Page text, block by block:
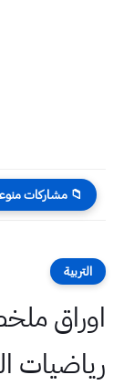
📁 مشاركات
التربية
اوراق